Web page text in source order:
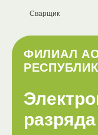
ФИЛИАЛ
Сварщик
разряда